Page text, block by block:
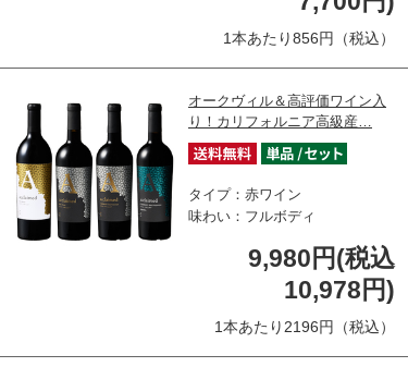
1本あたり856円（税込）
オークヴィル＆高評価ワイン入
り！カリフォルニア高級産…
タイプ：赤ワイン
味わい：フルボディ
9,980円(税込
10,978円)
1本あたり2196円（税込）